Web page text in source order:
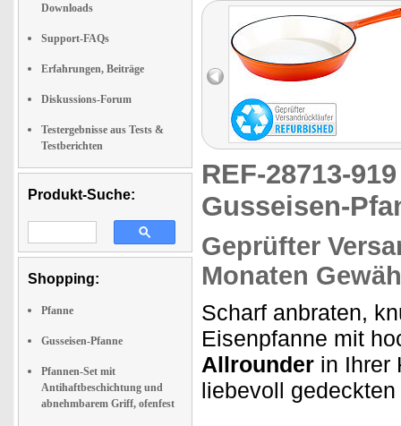
Downloads
Support-FAQs
Erfahrungen, Beiträge
Diskussions-Forum
Testergebnisse aus Tests &
Testberichten
Produkt-Suche:
Shopping:
Pfanne
Gusseisen-Pfanne
Pfannen-Set mit
Antihaftbeschichtung und
abnehmbarem Griff, ofenfest
REF-28713-
Gusseisen-
Geprüfter
Monaten
Scharf anbraten,
Eisenpfanne mit
Allrounder in Ihrer
liebevoll gedeckten